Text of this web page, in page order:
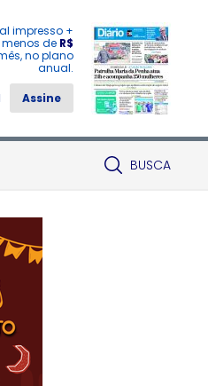
impresso +
de R$
no plano
anual.
Assine
BUSCA